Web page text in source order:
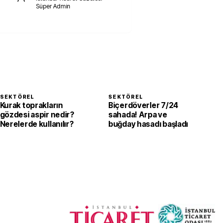
Süper Admin
SEKTÖREL
Kurak toprakların
gözdesi aspir nedir?
Nerelerde kullanılır?
SEKTÖREL
Biçerdöverler 7/24
sahada! Arpa ve
buğday hasadı başladı